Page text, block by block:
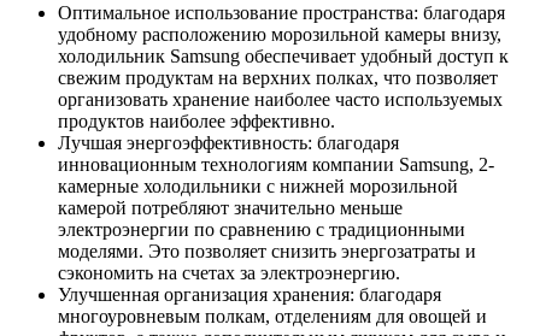
Оптимальное использование пространства: благодаря
удобному расположению морозильной камеры внизу,
холодильник Samsung обеспечивает удобный доступ к
свежим продуктам на верхних полках, что позволяет
организовать хранение наиболее часто используемых
продуктов наиболее эффективно.
Лучшая энергоэффективность: благодаря
инновационным технологиям компании Samsung, 2-
камерные холодильники с нижней морозильной
камерой потребляют значительно меньше
электроэнергии по сравнению с традиционными
моделями. Это позволяет снизить энергозатраты и
сэкономить на счетах за электроэнергию.
Улучшенная организация хранения: благодаря
многоуровневым полкам, отделениям для овощей и